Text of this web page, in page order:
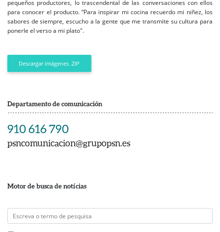
pequeños productores, lo trascendental de las conversaciones con ellos
para conocer el producto. “Para inspirar mi cocina recuerdo mi niñez, los
sabores de siempre, escucho a la gente que me transmite su cultura para
ponerle el verso a mi plato".
Descargar imágenes .ZIP
Departamento de comunicación
910 616 790
psncomunicacion@grupopsn.es
Motor de busca de notícias